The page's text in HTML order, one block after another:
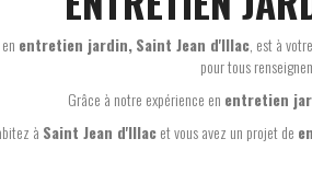
entretien jardin,Saint Jean d'Illac , est à
pour tous
Grâce à notre expérience en entretien
à Saint Jean d'Illacet vous avez un projet de